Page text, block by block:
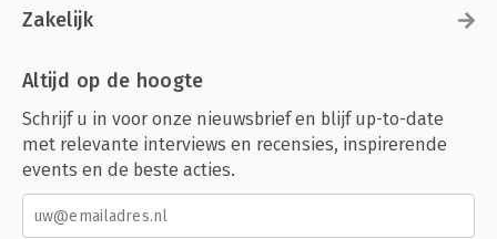
Zakelijk
Altijd op de hoogte
Schrijf u in voor onze nieuwsbrief en blijf up-to-date
met relevante interviews en recensies, inspirerende
events en de beste acties.